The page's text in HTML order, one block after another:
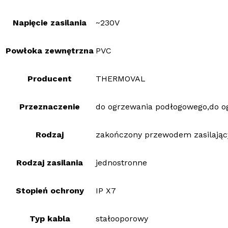
Napięcie zasilania ~230V
Powłoka zewnętrzna PVC
Producent THERMOVAL
Przeznaczenie do ogrzewania podłogowego,do
Rodzaj zakończony przewodem
Rodzaj zasilania jednostronne
Stopień ochrony IP X7
Typ kabla stałooporowy